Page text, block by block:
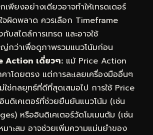
พียงอย่างเดียวอาจทำให้เทรดเดอร์
จผิดพลาด ควรเลือก Timeframe
สไตล์การเทรด และอาจใช้
กว่าเพื่อดูภาพรวมแนวโน้มก่อน
Action เดี่ยวๆ: แม้ Price Action
คาโดยตรง แต่การละเลยเครื่องมืออื่นๆ
ใช่กลยุทธ์ที่ดีที่สุดเสมอไป การใช้ Price
ดิเคเตอร์ที่ช่วยยืนยันแนวโน้ม (เช่น
หรืออินดิเคเตอร์วัดโมเมนตัม (เช่น
มาะสม อาจช่วยเพิ่มความแม่นยำของ